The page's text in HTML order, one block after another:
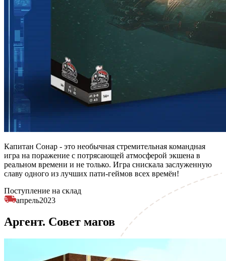
Капитан Сонар - это необычная стремительная командная
игра на поражение с потрясающей атмосферой экшена в
реальном времени и не только. Игра снискала заслуженную
славу одного из лучших пати-геймов всех времён!
Поступление на склад
апрель2023
Аргент. Совет магов